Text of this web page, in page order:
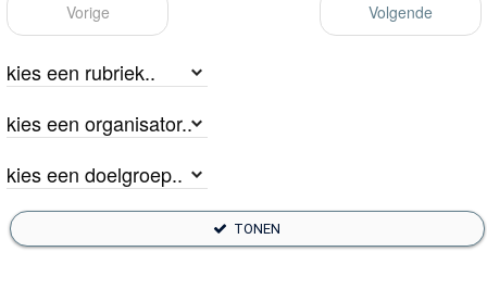
Vorige Volgende
TONEN